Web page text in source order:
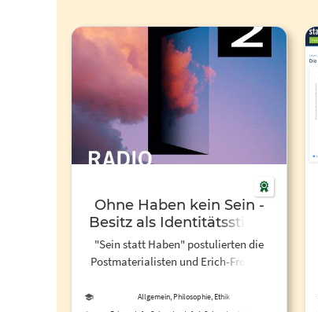
Ohne Haben kein Sein -
Besitz als Identitätsstifter
"Sein statt Haben" postulierten die
Postmaterialisten und Erich-Fromm-
heute steht die Idee vom "Weniger ist
Allgemein, Philosophie, Ethik